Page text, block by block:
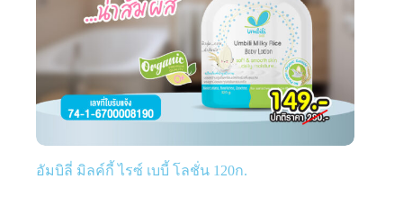
อัมบิลี่ มิลค์กี้ ไรซ์ เบบี้ โลชั่น 120ก.